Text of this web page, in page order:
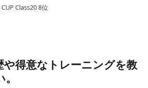
Class20 8位
や得意なトレーニングを教